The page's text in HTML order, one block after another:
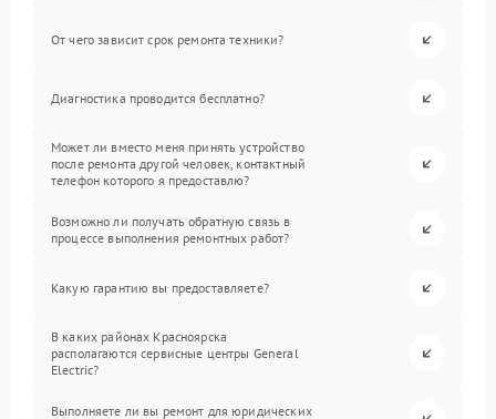
От чего зависит срок ремонта техники?
Диагностика проводится бесплатно?
Может ли вместо меня принять устройство
после ремонта другой человек, контактный
телефон которого я предоставлю?
Возможно ли получать обратную связь в
процессе выполнения ремонтных работ?
Какую гарантию вы предоставляете?
В каких районах Красноярска
располагаются сервисные центры General
Electric?
Выполняете ли вы ремонт для юридических